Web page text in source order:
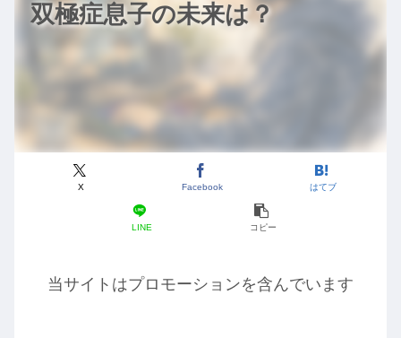
双極症息子の未来は？
X Facebook はてブ
LINE コピー
当サイトはプロモーションを含んでいます